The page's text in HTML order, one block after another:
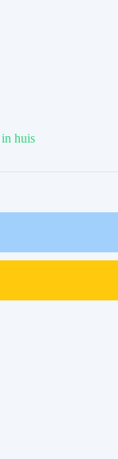
huis